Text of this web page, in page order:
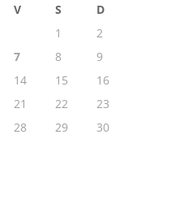
V S
D
1
2
7 8
9
14 15
16
21 22
23
28 29
30